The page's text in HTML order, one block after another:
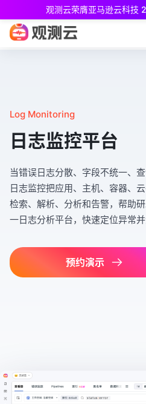
观测云荣膺亚马逊云科技
专为中小团队与个人开发者
Log Monitoring
日志监控平台
当错误日志分散、字段不统一、
日志监控把应用、主机、容器、
检索、解析、分析和告警，帮助
一日志分析平台，快速定位异常并
预约演示